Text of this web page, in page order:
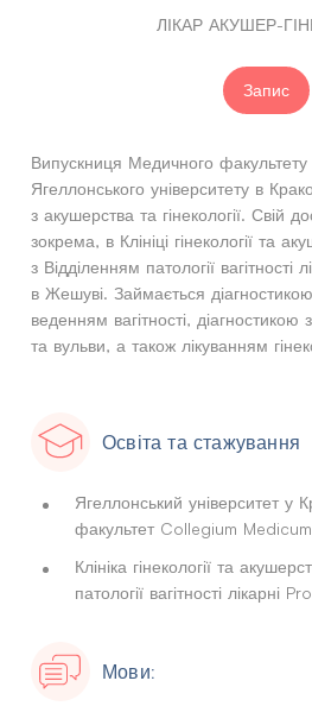
ЛІКАР АКУШЕР-
Запис
Випускниця Медичного
Ягеллонського університету в
з акушерства та гінекології. Свій
зокрема, в Клініці гінекології та
з Відділенням патології вагітності
в Жешуві. Займається
веденням вагітності,
та вульви, а також лікуванням
Освіта та стажування
Ягеллонський університет у
факультет Collegium Medicum
Клініка гінекології та
патології вагітності лікарні
Мови: